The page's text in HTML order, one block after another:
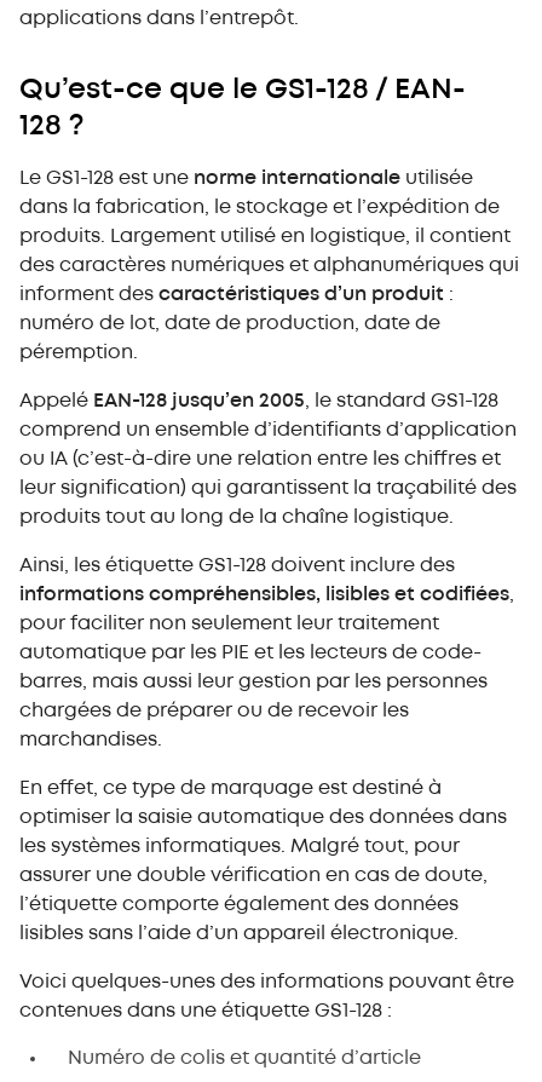
L’avenir s’appelle IoT et WMS
applications dans l’entrepôt.
Qu’est-ce que le GS1-128 / EAN-
128 ?
Le GS1-128 est une norme internationale utilisée
dans la fabrication, le stockage et l’expédition de
produits. Largement utilisé en logistique, il contient
des caractères numériques et alphanumériques qui
informent des caractéristiques d’un produit :
numéro de lot, date de production, date de
péremption.
Appelé EAN-128 jusqu’en 2005 , le standard GS1-128
comprend un ensemble d’identifiants d’application
ou IA (c’est-à-dire une relation entre les chiffres et
leur signification) qui garantissent la traçabilité des
produits tout au long de la chaîne logistique.
Ainsi, les étiquette GS1-128 doivent inclure des
informations compréhensibles, lisibles et codifiées
pour faciliter non seulement leur traitement
automatique par les PIE et les lecteurs de code-
barres, mais aussi leur gestion par les personnes
chargées de préparer ou de recevoir les
marchandises.
En effet, ce type de marquage est destiné à
optimiser la saisie automatique des données dans
les systèmes informatiques. Malgré tout, pour
assurer une double vérification en cas de doute,
l’étiquette comporte également des données
lisibles sans l’aide d’un appareil électronique.
Voici quelques-unes des informations pouvant être
contenues dans une étiquette GS1-128 :
Numéro de colis et quantité d’article